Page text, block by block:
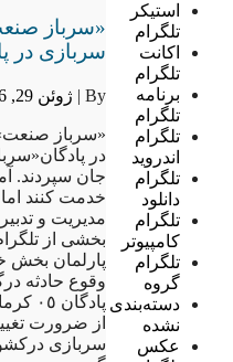
استیکر
تلگرام
اکانت
تلگرام
برنامه
تلگرام
تلگرام
اندروید
تلگرام
دانلود
تلگرام
کامپیوتر
تلگرام
گروه
دسته‌بندی
نشده
عکس
«سرباز
سربازی در
By | ژوئن 29, 2016
«سرباز
در
جان سپردند.
خدمت کنند
مدیریت و
بخشی از
پارلمان
از ضرورت
سربازی